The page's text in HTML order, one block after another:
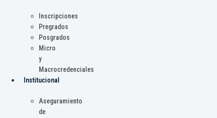
Inscripciones
Pregrados
Posgrados
Micro
y
Macrocredenciales
Institucional
Aseguramiento
de